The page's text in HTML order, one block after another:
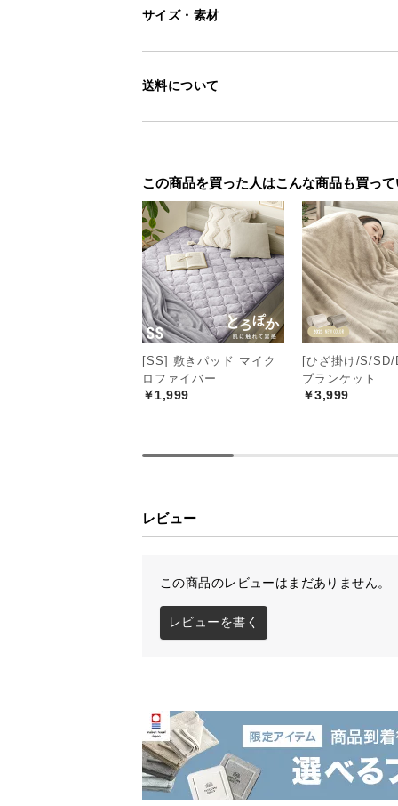
サイズ・素材
送料について
この商品を買った人はこんな商品も買っ
[SS] 敷きパッド マイク
ロファイバー
￥1,999
[ひざ掛け/S/
ブランケット
￥3,999
レビュー
この商品のレビューはまだありません。
レビューを書く